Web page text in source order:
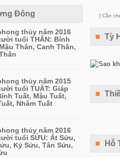
Đông
thủy năm 2016
tuổi THÂN: Bính
Thân, Canh Thân,
thủy năm 2015
tuổi TUẤT: Giáp
Tuất, Mậu Tuất,
Nhâm Tuất
thủy năm 2016
tuổi SỬU: Ất Sửu,
Kỷ Sửu, Tân Sửu,
[ Cần
Tỳ
Hỗ